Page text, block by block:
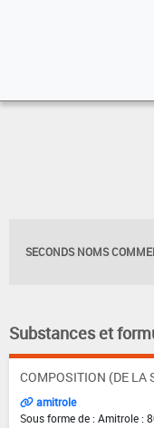
SECONDS NOMS
Substances et
COMPOSITION (DE LA
amitrole
Sous forme de : Amitrole :